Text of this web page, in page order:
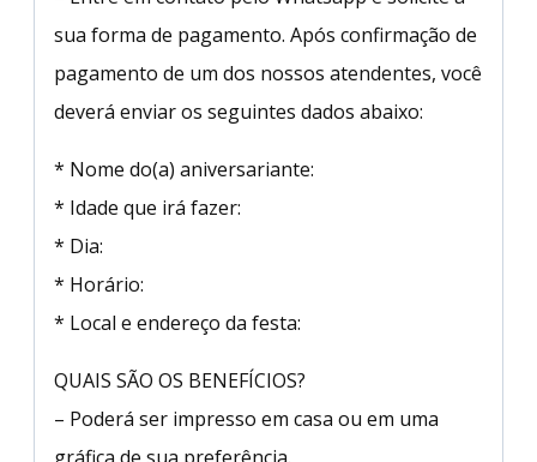
sua forma de pagamento. Após confirmação de
pagamento de um dos nossos atendentes, você
deverá enviar os seguintes dados abaixo:
* Nome do(a) aniversariante:
* Idade que irá fazer:
* Dia:
* Horário:
* Local e endereço da festa:
QUAIS SÃO OS BENEFÍCIOS?
– Poderá ser impresso em casa ou em uma